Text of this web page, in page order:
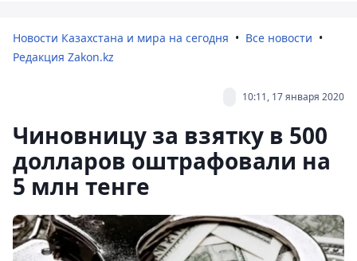
Новости Казахстана и мира на сегодня
Все новости
Редакция Zakon.kz
10:11, 17 января 2020
Чиновницу за взятку в 500
долларов оштрафовали на
5 млн тенге